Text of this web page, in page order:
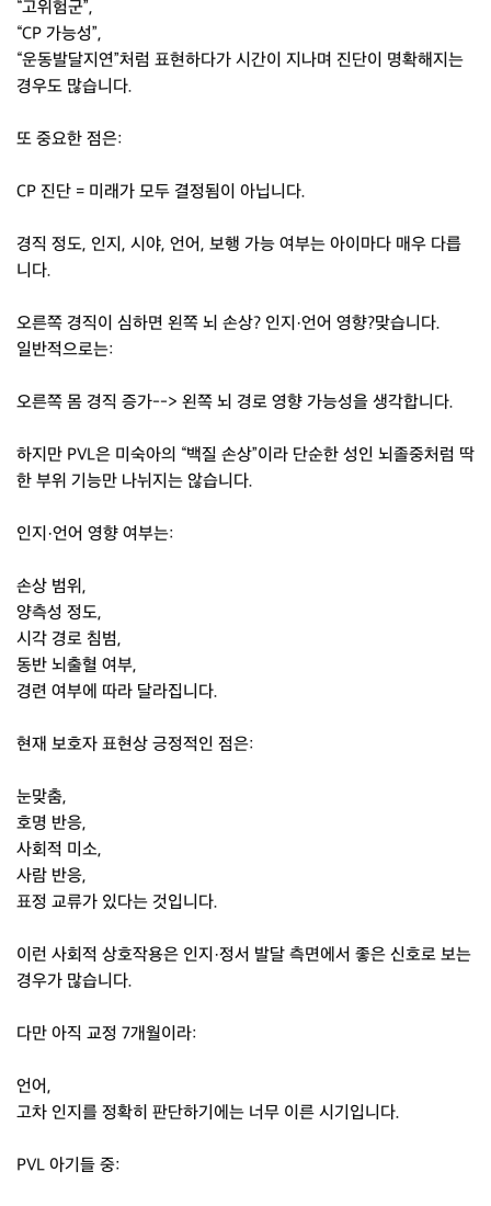
“고위험군”,
“CP 가능성”,
“운동발달지연”처럼 표현하다가 시간이 지나며 진단이 명확해지는
경우도 많습니다.
또 중요한 점은:
CP 진단 = 미래가 모두 결정됨이 아닙니다.
경직 정도, 인지, 시야, 언어, 보행 가능 여부는 아이마다 매우 다릅
니다.
오른쪽 경직이 심하면 왼쪽 뇌 손상? 인지·언어 영향?맞습니다.
일반적으로는:
오른쪽 몸 경직 증가--> 왼쪽 뇌 경로 영향 가능성을 생각합니다.
하지만 PVL은 미숙아의 “백질 손상”이라 단순한 성인 뇌졸중처럼 딱
한 부위 기능만 나뉘지는 않습니다.
인지·언어 영향 여부는:
손상 범위,
양측성 정도,
시각 경로 침범,
동반 뇌출혈 여부,
경련 여부에 따라 달라집니다.
현재 보호자 표현상 긍정적인 점은:
눈맞춤,
호명 반응,
사회적 미소,
사람 반응,
표정 교류가 있다는 것입니다.
이런 사회적 상호작용은 인지·정서 발달 측면에서 좋은 신호로 보는
경우가 많습니다.
다만 아직 교정 7개월이라:
언어,
고차 인지를 정확히 판단하기에는 너무 이른 시기입니다.
PVL 아기들 중: